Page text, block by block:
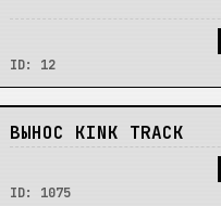
ID: 12
НЕТ
ВЫНОС KINK TRACK
ID: 1075